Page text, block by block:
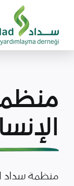
content
منظمة سداد